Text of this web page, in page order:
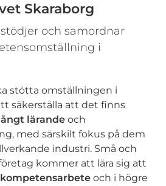
Skaraborg
och samordnar
i
stötta omställningen i
säkerställa att det finns
lärande och
med särskilt fokus på dem
industri. Små och
kommer att lära sig att
och i högre